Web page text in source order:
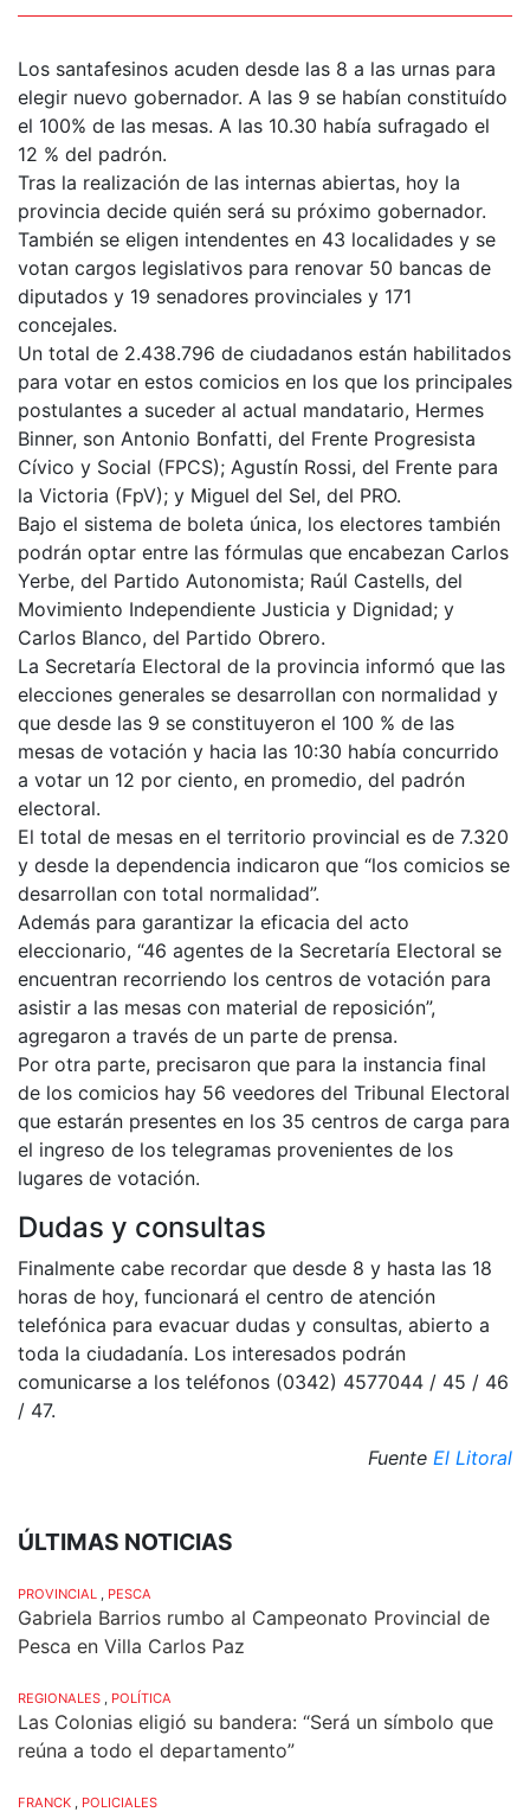
Los santafesinos acuden desde las 8 a las urnas para
elegir nuevo gobernador. A las 9 se habían constituído
el 100% de las mesas. A las 10.30 había sufragado el
12 % del padrón.
Tras la realización de las internas abiertas, hoy la
provincia decide quién será su próximo gobernador.
También se eligen intendentes en 43 localidades y se
votan cargos legislativos para renovar 50 bancas de
diputados y 19 senadores provinciales y 171
concejales.
Un total de 2.438.796 de ciudadanos están habilitados
para votar en estos comicios en los que los principales
postulantes a suceder al actual mandatario, Hermes
Binner, son Antonio Bonfatti, del Frente Progresista
Cívico y Social (FPCS); Agustín Rossi, del Frente para
la Victoria (FpV); y Miguel del Sel, del PRO.
Bajo el sistema de boleta única, los electores también
podrán optar entre las fórmulas que encabezan Carlos
Yerbe, del Partido Autonomista; Raúl Castells, del
Movimiento Independiente Justicia y Dignidad; y
Carlos Blanco, del Partido Obrero.
La Secretaría Electoral de la provincia informó que las
elecciones generales se desarrollan con normalidad y
que desde las 9 se constituyeron el 100 % de las
mesas de votación y hacia las 10:30 había concurrido
a votar un 12 por ciento, en promedio, del padrón
electoral.
El total de mesas en el territorio provincial es de 7.320
y desde la dependencia indicaron que “los comicios se
desarrollan con total normalidad”.
Además para garantizar la eficacia del acto
eleccionario, “46 agentes de la Secretaría Electoral se
encuentran recorriendo los centros de votación para
asistir a las mesas con material de reposición”,
agregaron a través de un parte de prensa.
Por otra parte, precisaron que para la instancia final
de los comicios hay 56 veedores del Tribunal Electoral
que estarán presentes en los 35 centros de carga para
el ingreso de los telegramas provenientes de los
lugares de votación.
Dudas y consultas
Finalmente cabe recordar que desde 8 y hasta las 18
horas de hoy, funcionará el centro de atención
telefónica para evacuar dudas y consultas, abierto a
toda la ciudadanía. Los interesados podrán
comunicarse a los teléfonos (0342) 4577044 / 45 / 46
/ 47.
Fuente El Litoral
ÚLTIMAS NOTICIAS
PROVINCIAL , PESCA
Gabriela Barrios rumbo al Campeonato Provincial de
Pesca en Villa Carlos Paz
REGIONALES , POLÍTICA
Las Colonias eligió su bandera: “Será un símbolo que
reúna a todo el departamento”
FRANCK , POLICIALES